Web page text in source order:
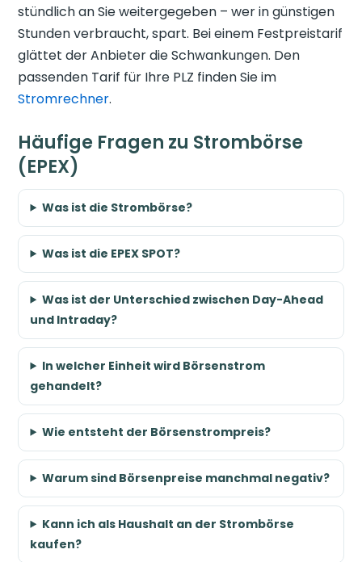
stündlich an Sie weitergegeben – wer in günstigen
Stunden verbraucht, spart. Bei einem Festpreistarif
glättet der Anbieter die Schwankungen. Den
passenden Tarif für Ihre PLZ finden Sie im
Stromrechner.
Häufige Fragen zu Strombörse
(EPEX)
Was ist die Strombörse?
Was ist die EPEX SPOT?
Was ist der Unterschied zwischen Day-Ahead
und Intraday?
In welcher Einheit wird Börsenstrom
gehandelt?
Wie entsteht der Börsenstrompreis?
Warum sind Börsenpreise manchmal negativ?
Kann ich als Haushalt an der Strombörse
kaufen?